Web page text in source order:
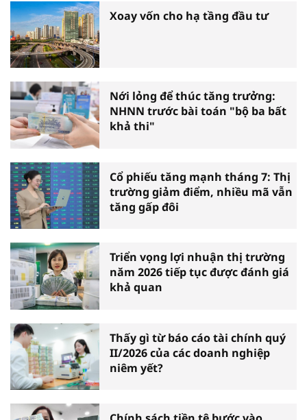
Xoay vốn cho hạ tầng đầu tư
Nới lỏng để thúc tăng trưởng:
NHNN trước bài toán "bộ ba bất
khả thi"
Cổ phiếu tăng mạnh tháng 7: Thị
trường giảm điểm, nhiều mã vẫn
tăng gấp đôi
Triển vọng lợi nhuận thị trường
năm 2026 tiếp tục được đánh giá
khả quan
Thấy gì từ báo cáo tài chính quý
II/2026 của các doanh nghiệp
niêm yết?